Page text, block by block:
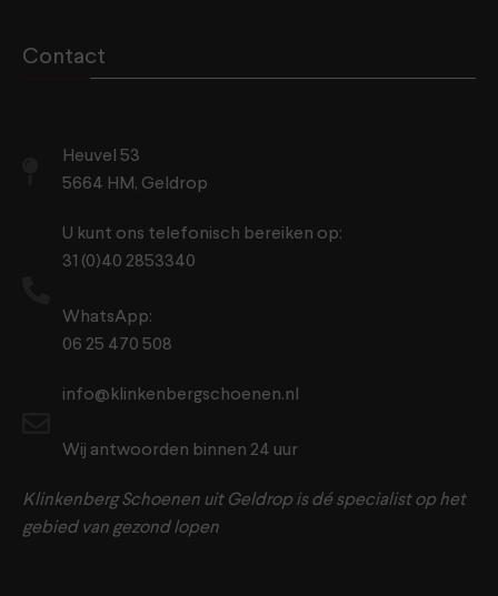
Contact
Heuvel 53
5664 HM, Geldrop
U kunt ons telefonisch bereiken op:
31 (0)40 2853340
WhatsApp:
06 25 470 508
info@klinkenbergschoenen.nl
Wij antwoorden binnen 24 uur
Klinkenberg Schoenen uit Geldrop is dé specialist op het
gebied van gezond lopen